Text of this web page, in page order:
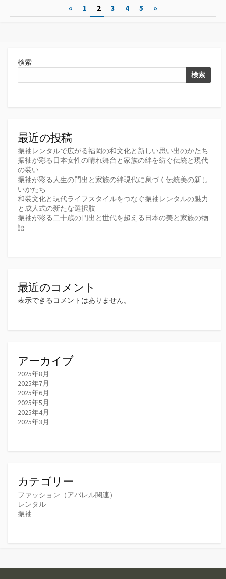
ー
ペ
り
« 1 2 3 4 5 »
検索
検索
最近の投稿
振袖レンタルで広がる福岡の和文化と新しい思い出のかたち
振袖が彩る日本女性の晴れ舞台と家族の絆を紡ぐ伝統と現代
の装い
振袖が彩る人生の門出と家族の絆現代に息づく伝統美の新し
いかたち
和装文化と現代ライフスタイルをつなぐ振袖レンタルの魅力
と成人式の新たな選択肢
振袖が彩る二十歳の門出と世代を超える日本の美と家族の物
語
最近のコメント
表示できるコメントはありません。
アーカイブ
2025年8月
2025年7月
2025年6月
2025年5月
2025年4月
2025年3月
カテゴリー
ファッション（アパレル関連）
レンタル
振袖